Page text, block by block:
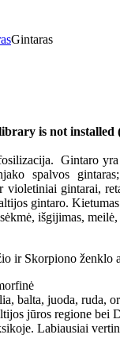
Gintaras
is not installed
Gintaro
spalvos
violetiniai gintarai,
gintaro.
išgijimas, meilė,
ir Skorpiono ženklo
balta, juoda, ruda,
jūros regione bei
Labiausiai